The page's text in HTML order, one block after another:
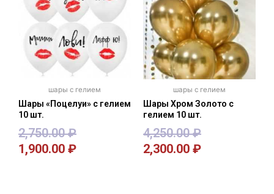
шары с гелием
Шары «Поцелуи» с гелием
10 шт.
2,750.00₽
1,900.00 ₽
шары с гелием
Шары Хром Золото с
гелием 10 шт.
4,250.00₽
2,300.00 ₽